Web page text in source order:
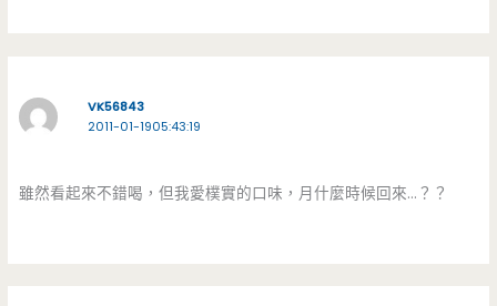
VK56843
2011-01-1905:43:19
雖然看起來不錯喝，但我愛樸實的口味，月什麼時候回來…？？